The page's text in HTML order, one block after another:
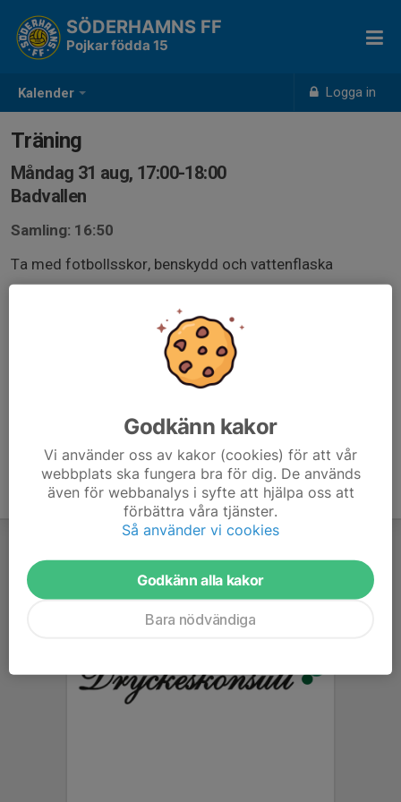
Kalender Logga in
SÖDERHAMNS FF
Pojkar födda 15
Träning
Måndag 31 aug, 17:00-18:00
Badvallen
Samling: 16:50
Ta med fotbollsskor, benskydd och vattenflaska
Godkänn kakor
Vi använder oss av kakor (cookies) för att vår
webbplats ska fungera bra för dig. De används
även för webbanalys i syfte att hjälpa oss att
förbättra våra tjänster.
Så använder vi cookies
Godkänn alla kakor
Bara nödvändiga